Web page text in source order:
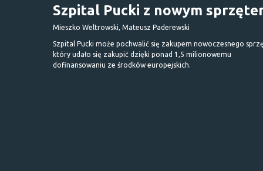
Szpital Pucki z nowym
Mieszko Weltrowski, Mateusz Paderewski
Szpital Pucki może pochwalić się zakupem nowoczesnego
który udało się zakupić dzięki ponad 1,5 milionowemu
dofinansowaniu ze środków europejskich.